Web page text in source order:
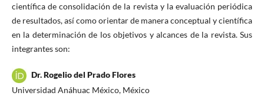
científica de consolidación de la revista y la evaluación periódica
de resultados, así como orientar de manera conceptual y científica
en la determinación de los objetivos y alcances de la revista. Sus
integrantes son:
Dr. Rogelio del Prado Flores
Universidad Anáhuac México, México